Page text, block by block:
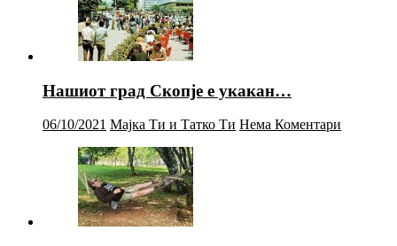
Нашиот град Скопје е укакан…
06/10/2021 Мајка Ти и Татко Ти Нема Коментари